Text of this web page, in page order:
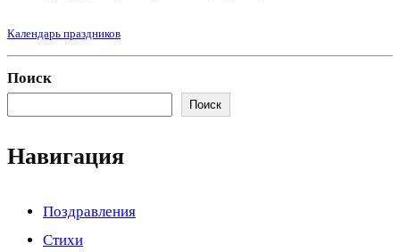
Календарь праздников
Поиск
Поиск
Навигация
Поздравления
Стихи